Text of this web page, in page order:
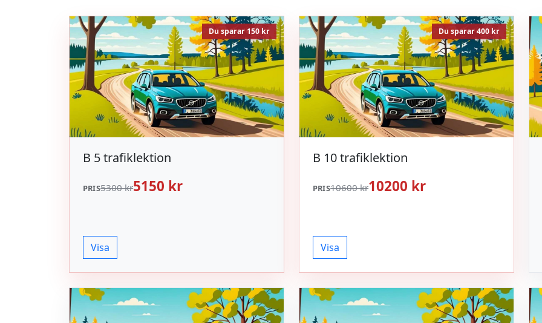
Du sparar 150 kr
B 5 trafiklektion
PRIS5300 kr5150 kr
Visa
Du sparar 400 kr
B 10 trafiklektion
PRIS10600 kr10200 kr
Visa